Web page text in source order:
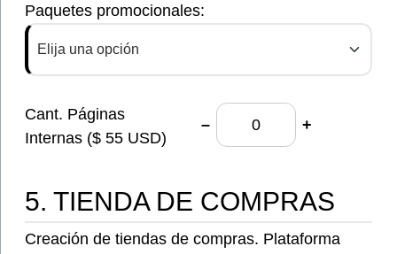
Paquetes promocionales:
Elija una opción
Cant. Páginas
Internas ($ 55 USD)
– +
5. TIENDA DE COMPRAS
Creación de tiendas de compras. Plataforma